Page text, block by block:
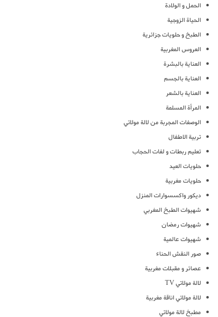
الحمل و الولادة
الحياة الزوجية
الطبخ و حلويات جزائرية
العروس المغربية
العناية بالبشرة
العناية بالجسم
العناية بالشعر
المرأة المسلمة
الوصفات المجربة من لالة مولاتي
تربية الاطفال
تعليم ربطات و لفات الحجاب
حلويات العيد
حلويات مغربية
ديكور واكسسوارات المنزل
شهيوات الطبخ المغربي
شهيوات رمضان
شهيوات عالمية
صور النقش الحناء
عصائر و مقبلات مغربية
لالة مولاتي TV
لالة مولاتي اناقة مغربية
مطبخ لالة مولاتي